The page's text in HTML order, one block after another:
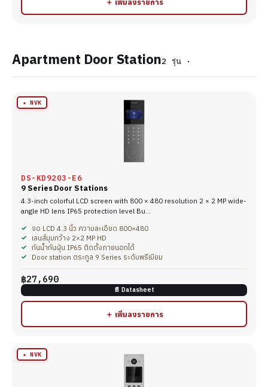
Apartment Door Station2 รุ่น ·
★ NVK
DS-KD9203-E6
9 Series Door Stations
4.3-inch colorful LCD screen with 800 × 480 resolution 2 × 2 MP wide-
angle HD lens IP65 protection level Bu…
จอ LCD 4.3 นิ้ว ความละเอียด 800×480
เลนส์มุมกว้าง 2×2 MP HD
กันน้ำกันฝุ่น IP65 ติดตั้งภายนอกได้
Door station ตระกูล 9 Series ระดับพรีเมียม
฿27,690
📄 Datasheet
＋ เพิ่มลงรายการ
★ NVK